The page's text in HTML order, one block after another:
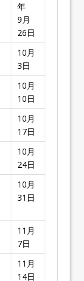
年
9月
26日
10月
3日
10月
10日
10月
17日
10月
24日
10月
31日
11月
7日
11月
14日